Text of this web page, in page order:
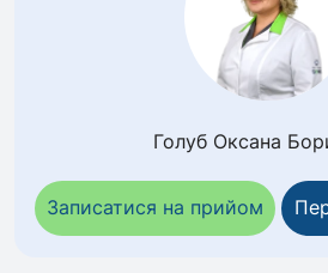
Голуб Оксана
Записатися на прийом